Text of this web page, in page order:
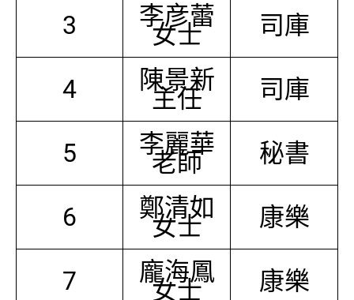
3 李彦蕾
女士 司庫
4 陳景新
主任 司庫
5 李麗華
老師 秘書
6 鄭清如
女士 康樂
7 龐海鳳
女士 康樂